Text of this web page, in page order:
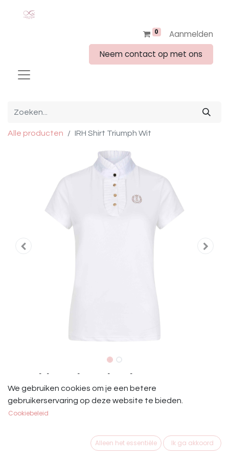
0
Aanmelden
Neem contact op met ons
Alle producten IRH Shirt Triumph Wit
IRH Shirt Triumph Wit
Jersey top
- Kapmouwtjes
- Plooidetail in kraag en naast knoopsluiting
We gebruiken cookies om je een betere
gebruikerservaring op deze website te bieden.
Cookiebeleid
Alleen het essentiële Ik ga akkoord